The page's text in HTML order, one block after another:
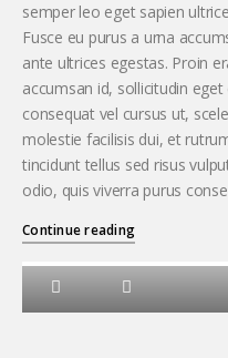
semper leo eget sapien
Fusce eu purus a urna
ante ultrices egestas. Proin
accumsan id, sollicitudin
consequat vel cursus ut,
molestie facilisis dui, et
tincidunt tellus sed risus
odio, quis viverra purus
Continue reading